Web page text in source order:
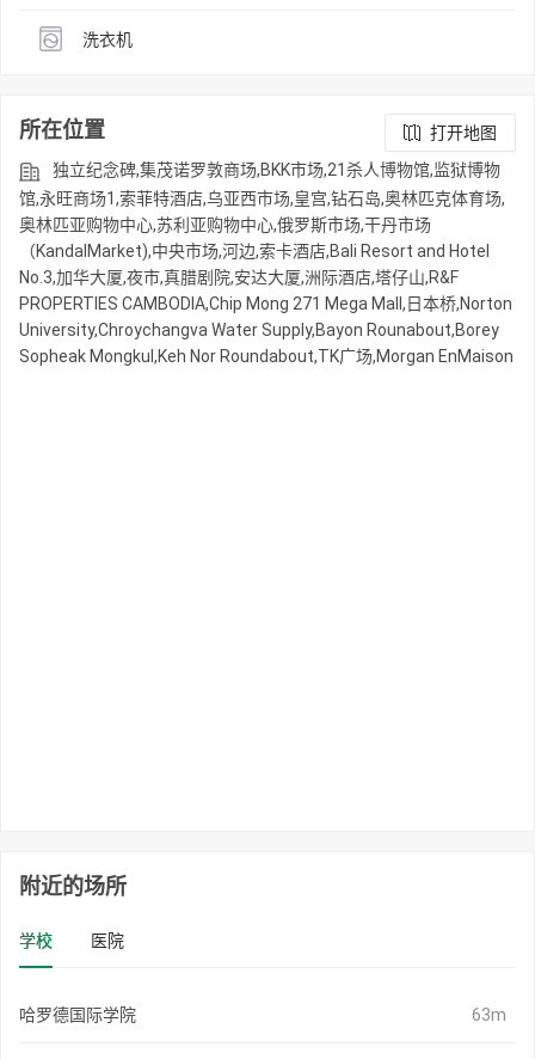
洗衣机
所在位置
打开地图
独立纪念碑,集茂诺罗敦商场,BKK市场,21杀人博物馆,监狱博物
馆,永旺商场1,索菲特酒店,乌亚西市场,皇宫,钻石岛,奥林匹克体育场,
奥林匹亚购物中心,苏利亚购物中心,俄罗斯市场,干丹市场
（KandalMarket),中央市场,河边,索卡酒店,Bali Resort and Hotel
No.3,加华大厦,夜市,真腊剧院,安达大厦,洲际酒店,塔仔山,R&F
PROPERTIES CAMBODIA,Chip Mong 271 Mega Mall,日本桥,Norton
University,Chroychangva Water Supply,Bayon Rounabout,Borey
Sopheak Mongkul,Keh Nor Roundabout,TK广场,Morgan EnMaison
附近的场所
学校 医院
哈罗德国际学院 63m